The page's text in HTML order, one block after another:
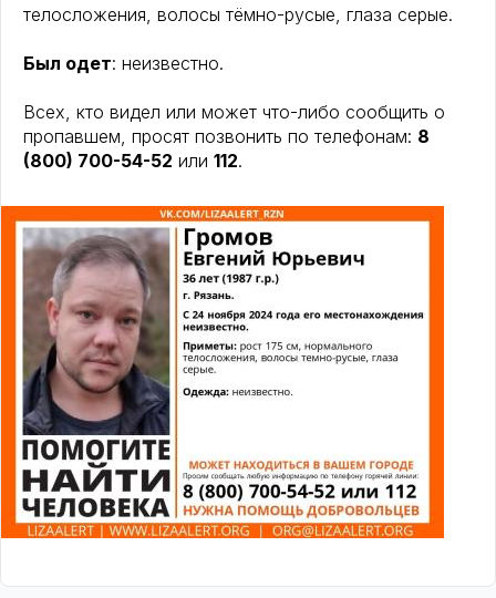
телосложения, волосы тёмно-русые, глаза серые.
Был одет: неизвестно.
Всех, кто видел или может что-либо сообщить о
пропавшем, просят позвонить по телефонам: 8
(800) 700-54-52 или 112.